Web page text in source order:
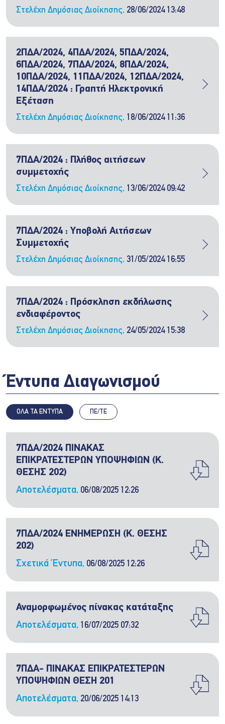
Στελέχη Δημόσιας Διοίκησης, 28/06/2024 13:48
2ΠΔΑ/2024, 4ΠΔΑ/2024, 5ΠΔΑ/2024,
6ΠΔΑ/2024, 7ΠΔΑ/2024, 8ΠΔΑ/2024,
10ΠΔΑ/2024, 11ΠΔΑ/2024, 12ΠΔΑ/2024,
14ΠΔΑ/2024 : Γραπτή Ηλεκτρονική
Εξέταση
Στελέχη Δημόσιας Διοίκησης, 18/06/2024 11:36
7ΠΔΑ/2024 : Πλήθος αιτήσεων
συμμετοχής
Στελέχη Δημόσιας Διοίκησης, 13/06/2024 09:42
7ΠΔΑ/2024 : Υποβολή Αιτήσεων
Συμμετοχής
Στελέχη Δημόσιας Διοίκησης, 31/05/2024 16:55
7ΠΔΑ/2024 : Πρόσκληση εκδήλωσης
ενδιαφέροντος
Στελέχη Δημόσιας Διοίκησης, 24/05/2024 15:38
Έντυπα Διαγωνισμού
ΟΛΑ ΤΑ ΕΝΤΥΠΑ ΠΕ/ΤΕ
7ΠΔΑ/2024 ΠΙΝΑΚΑΣ
ΕΠΙΚΡΑΤΕΣΤΕΡΩΝ ΥΠΟΨΗΦΙΩΝ (Κ.
ΘΕΣΗΣ 202)
Αποτελέσματα, 06/08/2025 12:26
7ΠΔΑ/2024 ΕΝΗΜΕΡΩΣΗ (Κ. ΘΕΣΗΣ
202)
Σχετικά Έντυπα, 06/08/2025 12:26
Αναμορφωμένος πίνακας κατάταξης
Αποτελέσματα, 16/07/2025 07:32
7ΠΔΑ- ΠΙΝΑΚΑΣ ΕΠΙΚΡΑΤΕΣΤΕΡΩΝ
ΥΠΟΨΗΦΙΩΝ ΘΕΣΗ 201
Αποτελέσματα, 20/06/2025 14:13